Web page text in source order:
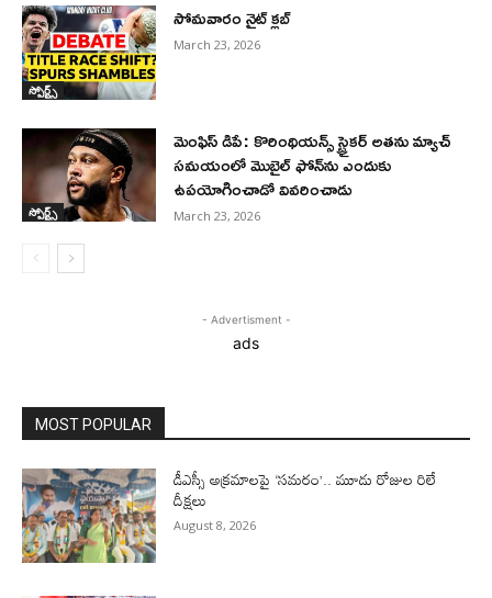
స్పోర్ట్స్
సోమవారం నైట్ క్లబ్
March 23, 2026
స్పోర్ట్స్
మెంఫిస్ డిపే: కొరింథియన్స్ స్ట్రైకర్ అతను మ్యాచ్
సమయంలో మొబైల్ ఫోన్‌ను ఎందుకు
ఉపయోగించాడో వివరించాడు
March 23, 2026
- Advertisment -
ads
MOST POPULAR
డీఎస్సీ అక్రమాలపై ‘సమరం’.. మూడు రోజుల రిలే
దీక్షలు
August 8, 2026